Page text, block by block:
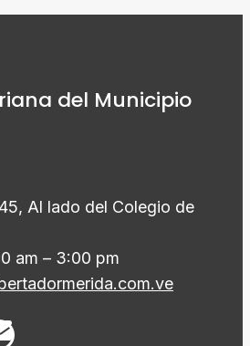
del Municipio
Al lado del Colegio de
am – 3:00 pm